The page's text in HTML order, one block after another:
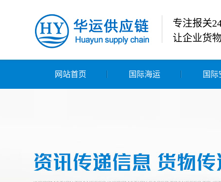
专注报关
让企业货
网站首页 国际海运 国际